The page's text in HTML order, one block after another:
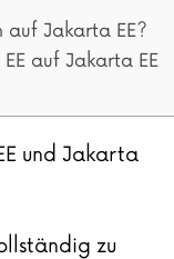
Jakarta EE?
auf Jakarta EE
und Jakarta
zu